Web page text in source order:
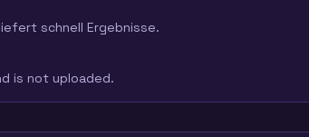
schnell Ergebnisse.
is not uploaded.